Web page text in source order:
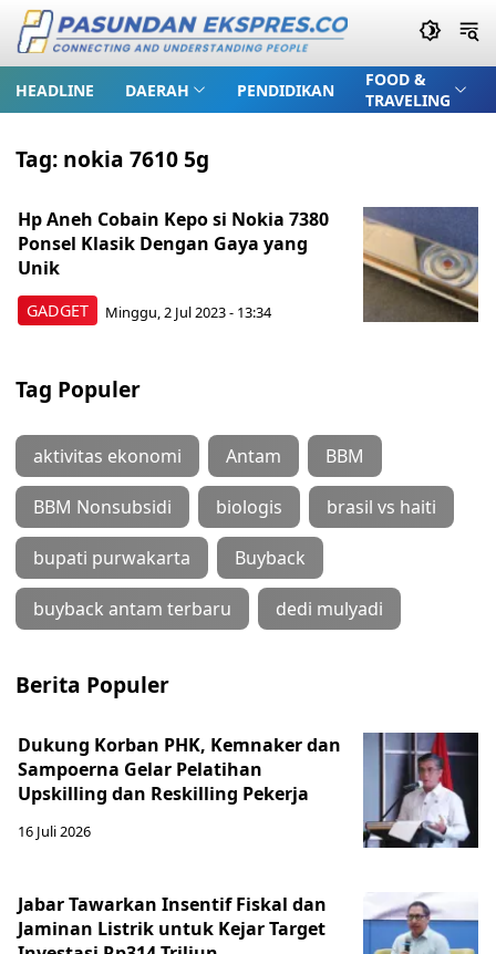
HEADLINE DAERAH PENDIDIKAN
FOOD &
TRAVELING
Tag: nokia 7610 5g
GADGET
Hp Aneh Cobain Kepo si Nokia 7380
Ponsel Klasik Dengan Gaya yang
Unik
Minggu, 2 Jul 2023 - 13:34
Tag Populer
aktivitas ekonomi Antam BBM
BBM Nonsubsidi biologis brasil vs haiti
bupati purwakarta Buyback
buyback antam terbaru dedi mulyadi
Berita Populer
Dukung Korban PHK, Kemnaker dan
Sampoerna Gelar Pelatihan
Upskilling dan Reskilling Pekerja
16 Juli 2026
Jabar Tawarkan Insentif Fiskal dan
Jaminan Listrik untuk Kejar Target